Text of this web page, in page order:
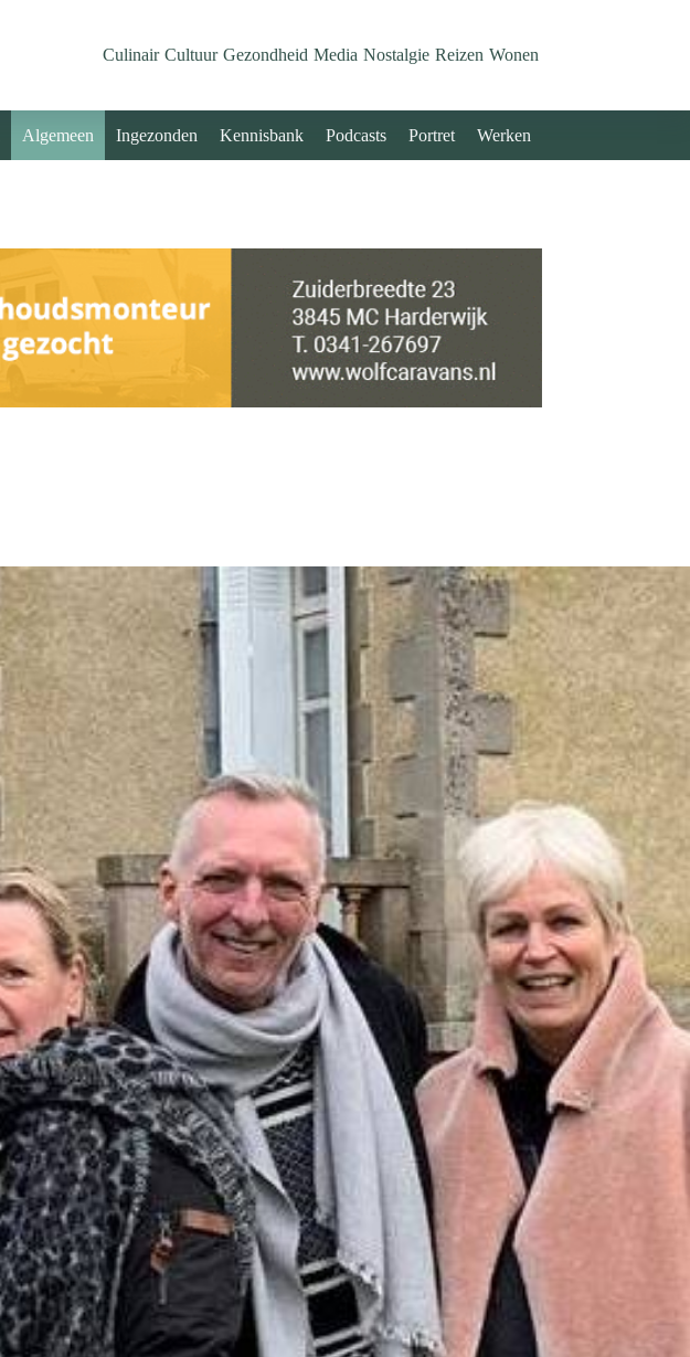
Culinair Cultuur Gezondheid Media Nostalgie Reizen Wonen
Algemeen Ingezonden Kennisbank Podcasts Portret Werken